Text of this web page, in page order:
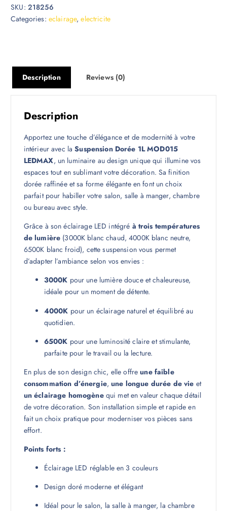
SKU: 218256
Categories: eclairage,electricite
Description Reviews (0)
Description
Apportez une touche d’élégance et de modernité à votre
intérieur avec laSuspension Dorée 1L MOD015
LEDMAX, un luminaire au design unique qui illumine vos
espaces tout en sublimant votre décoration. Sa finition
dorée raffinée et sa forme élégante en font un choix
parfait pour habiller votre salon, salle à manger, chambre
ou bureau avec style.
Grâce à son éclairage LED intégré à trois températures
de lumière (3000K blanc chaud, 4000K blanc neutre,
6500K blanc froid), cette suspension vous permet
d’adapter l’ambiance selon vos envies :
3000K pour une lumière douce et chaleureuse,
idéale pour un moment de détente.
4000K pour un éclairage naturel et équilibré au
quotidien.
6500K pour une luminosité claire et stimulante,
parfaite pour le travail ou la lecture.
En plus de son design chic, elle offreune faible
consommation d’énergie,une longue durée de vie et
un éclairage homogènequi met en valeur chaque détail
de votre décoration. Son installation simple et rapide en
fait un choix pratique pour moderniser vos pièces sans
effort.
Points forts :
Éclairage LED réglable en 3 couleurs
Design doré moderne et élégant
Idéal pour le salon, la salle à manger, la chambre